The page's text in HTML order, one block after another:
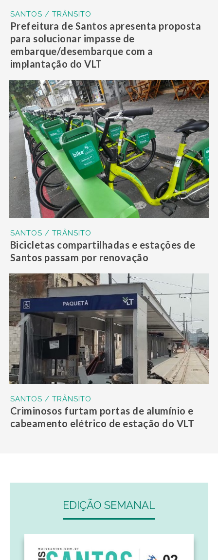
SANTOS / TRÂNSITO
Prefeitura de Santos apresenta proposta
para solucionar impasse de
embarque/desembarque com a
implantação do VLT
SANTOS / TRÂNSITO
Bicicletas compartilhadas e estações de
Santos passam por renovação
SANTOS / TRÂNSITO
Criminosos furtam portas de alumínio e
cabeamento elétrico de estação do VLT
EDIÇÃO SEMANAL